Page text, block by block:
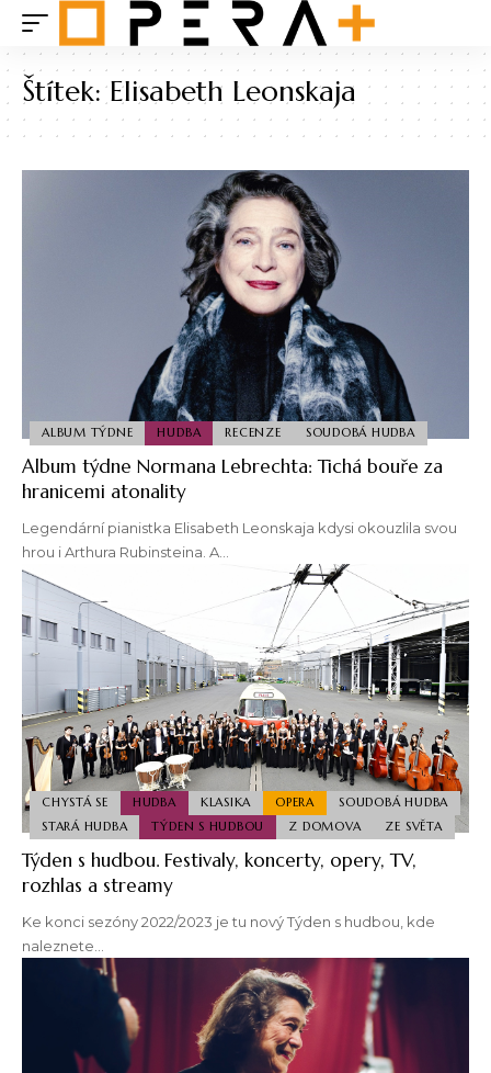
Štítek:Elisabeth Leonskaja
ALBUM TÝDNE HUDBA RECENZE SOUDOBÁ HUDBA
Album týdne Normana Lebrechta: Tichá bouře za
hranicemi atonality
Legendární pianistka Elisabeth Leonskaja kdysi okouzlila svou
hrou i Arthura Rubinsteina. A…
CHYSTÁ SE HUDBA KLASIKA OPERA
SOUDOBÁ HUDBA
STARÁ HUDBA
TÝDEN S HUDBOU Z DOMOVA ZE SVĚTA
Týden s hudbou. Festivaly, koncerty, opery, TV,
rozhlas a streamy
Ke konci sezóny 2022/2023 je tu nový Týden s hudbou, kde
naleznete…